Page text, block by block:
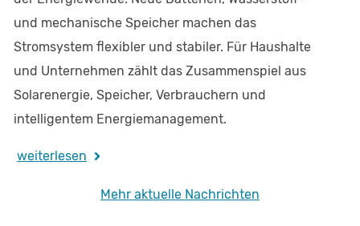
und mechanische Speicher machen das
Stromsystem flexibler und stabiler. Für Haushalte
und Unternehmen zählt das Zusammenspiel aus
Solarenergie, Speicher, Verbrauchern und
intelligentem Energiemanagement.
weiterlesen
Mehr aktuelle Nachrichten